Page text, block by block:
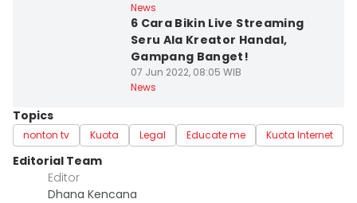
News
6 Cara Bikin Live Streaming
Seru Ala Kreator Handal,
Gampang Banget!
07 Jun 2022, 08:05 WIB
News
Topics
nonton tv Kuota Legal Educate me Kuota Internet
Editorial Team
Editor
Dhana Kencana